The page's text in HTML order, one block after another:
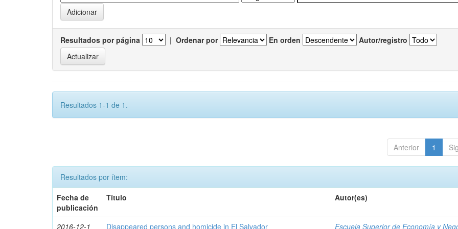
Resultados por página | Ordenar por En orden Autor/registro
Resultados 1-1 de 1.
Anterior 1
Resultados por ítem:
Fecha de
publicación
Título Autor(es)
2016-12-1 Disappeared persons and homicide in El Salvador Escuela Superior de Economía y